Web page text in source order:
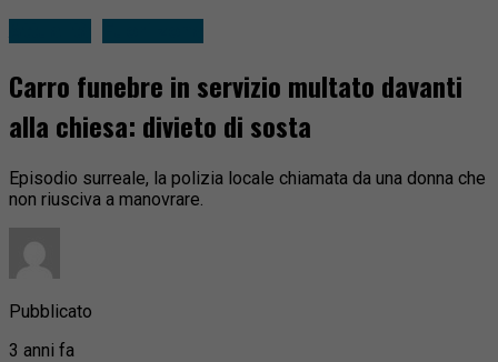
Carro funebre in servizio multato davanti
alla chiesa: divieto di sosta
Episodio surreale, la polizia locale chiamata da una donna che
non riusciva a manovrare.
Pubblicato
3 anni fa